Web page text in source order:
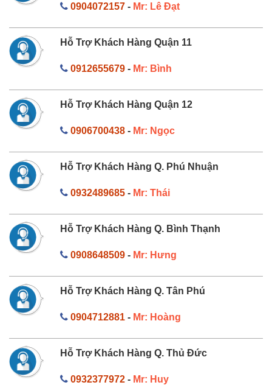
0904072157- Mr: Lê Đạt
Hỗ Trợ Khách Hàng Quận 11
0912655679- Mr: Bình
Hỗ Trợ Khách Hàng Quận 12
0906700438- Mr: Ngọc
Hỗ Trợ Khách Hàng Q. Phú Nhuận
0932489685- Mr: Thái
Hỗ Trợ Khách Hàng Q. Bình Thạnh
0908648509- Mr: Hưng
Hỗ Trợ Khách Hàng Q. Tân Phú
0904712881- Mr: Hoàng
Hỗ Trợ Khách Hàng Q. Thủ Đức
0932377972- Mr: Huy